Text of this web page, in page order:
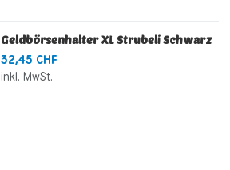
Geldbörsenhalter XL Strubeli Schwarz
32,45 CHF
inkl. MwSt.